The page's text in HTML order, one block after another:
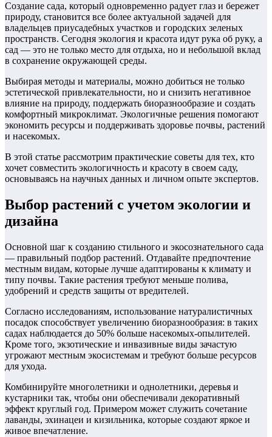
Создание сада, который одновременно радует глаз и бережет
природу, становится все более актуальной задачей для
владельцев приусадебных участков и городских зеленых
пространств. Сегодня экология и красота идут рука об руку, а
сад — это не только место для отдыха, но и небольшой вклад
в сохранение окружающей среды.
Выбирая методы и материалы, можно добиться не только
эстетической привлекательности, но и снизить негативное
влияние на природу, поддержать биоразнообразие и создать
комфортный микроклимат. Экологичные решения помогают
экономить ресурсы и поддерживать здоровье почвы, растений
и насекомых.
В этой статье рассмотрим практические советы для тех, кто
хочет совместить экологичность и красоту в своем саду,
основываясь на научных данных и личном опыте экспертов.
Выбор растений с учетом экологии и
дизайна
Основной шаг к созданию стильного и экосознательного сада
— правильный подбор растений. Отдавайте предпочтение
местным видам, которые лучше адаптированы к климату и
типу почвы. Такие растения требуют меньше полива,
удобрений и средств защиты от вредителей.
Согласно исследованиям, использование натуралистичных
посадок способствует увеличению биоразнообразия: в таких
садах наблюдается до 50% больше насекомых-опылителей.
Кроме того, экзотические и инвазивные виды зачастую
угрожают местным экосистемам и требуют больше ресурсов
для ухода.
Комбинируйте многолетники и однолетники, деревья и
кустарники так, чтобы они обеспечивали декоративный
эффект круглый год. Примером может служить сочетание
лаванды, эхинацеи и кизильника, которые создают яркое и
живое впечатление.